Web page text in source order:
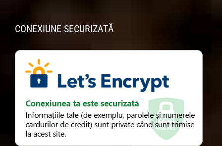
CONEXIUNE SECURIZATĂ